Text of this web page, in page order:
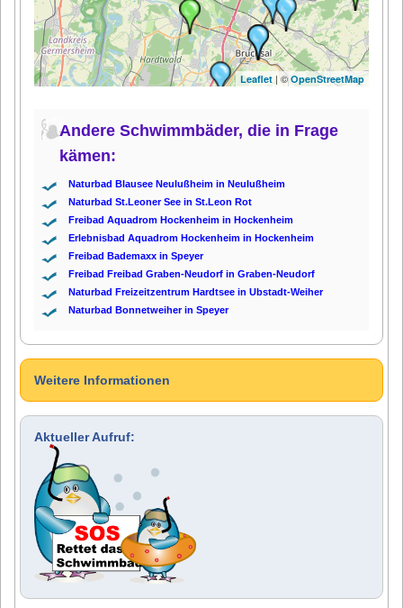
Leaflet| ©OpenStreetMap
Andere Schwimmbäder, die in Frage
kämen:
Naturbad Blausee Neulußheim in Neulußheim
Naturbad St.Leoner See in St.Leon Rot
Freibad Aquadrom Hockenheim in Hockenheim
Erlebnisbad Aquadrom Hockenheim in Hockenheim
Freibad Bademaxx in Speyer
Freibad Freibad Graben-Neudorf in Graben-Neudorf
Naturbad Freizeitzentrum Hardtsee in Ubstadt-Weiher
Naturbad Bonnetweiher in Speyer
Weitere Informationen
Aktueller Aufruf: